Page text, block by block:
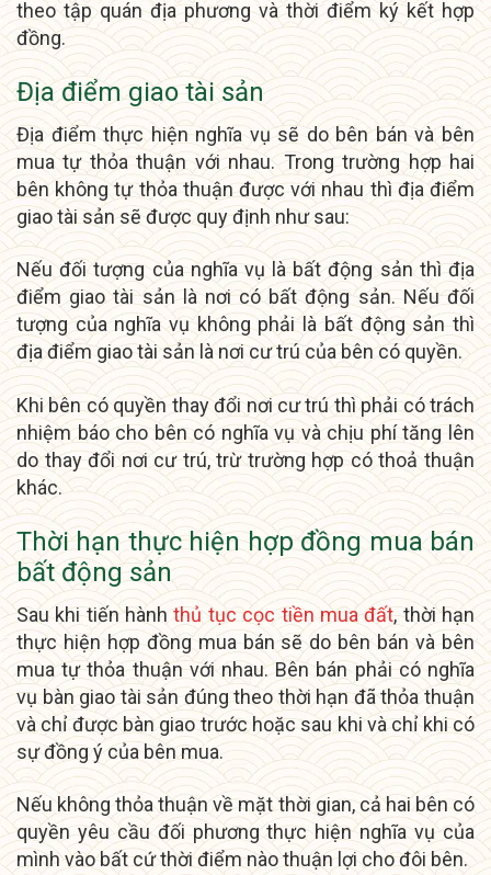
theo tập quán địa phương và thời điểm ký kết hợp
đồng.
Địa điểm giao tài sản
Địa điểm thực hiện nghĩa vụ sẽ do bên bán và bên
mua tự thỏa thuận với nhau. Trong trường hợp hai
bên không tự thỏa thuận được với nhau thì địa điểm
giao tài sản sẽ được quy định như sau:
Nếu đối tượng của nghĩa vụ là bất động sản thì địa
điểm giao tài sản là nơi có bất động sản. Nếu đối
tượng của nghĩa vụ không phải là bất động sản thì
địa điểm giao tài sản là nơi cư trú của bên có quyền.
Khi bên có quyền thay đổi nơi cư trú thì phải có trách
nhiệm báo cho bên có nghĩa vụ và chịu phí tăng lên
do thay đổi nơi cư trú, trừ trường hợp có thoả thuận
khác.
Thời hạn thực hiện hợp đồng mua bán
bất động sản
Sau khi tiến hànhthủ tục cọc tiền mua đất, thời hạn
thực hiện hợp đồng mua bán sẽ do bên bán và bên
mua tự thỏa thuận với nhau. Bên bán phải có nghĩa
vụ bàn giao tài sản đúng theo thời hạn đã thỏa thuận
và chỉ được bàn giao trước hoặc sau khi và chỉ khi có
sự đồng ý của bên mua.
Nếu không thỏa thuận về mặt thời gian, cả hai bên có
quyền yêu cầu đối phương thực hiện nghĩa vụ của
mình vào bất cứ thời điểm nào thuận lợi cho đôi bên.